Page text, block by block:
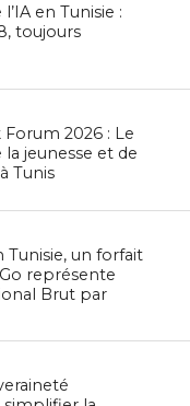
en Tunisie :
toujours
2026 : Le
jeunesse et de
Tunis
Tunisie, un forfait
représente
Brut par